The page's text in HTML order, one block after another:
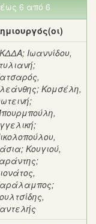
6 από 6
; Ιωαννίδου,
;
; Κομσέλη,
;
;
; Κουγιού,
;
;